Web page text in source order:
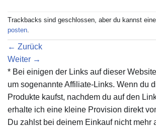
Trackbacks sind geschlossen, aber du kannst
posten.
← Zurück
Weiter →
* Bei einigen der Links auf dieser
um sogenannte Affiliate-Links. Wenn du
Produkte kaufst, nachdem du auf den
erhalte ich eine kleine Provision direkt
Du zahlst bei deinem Einkauf nicht mehr